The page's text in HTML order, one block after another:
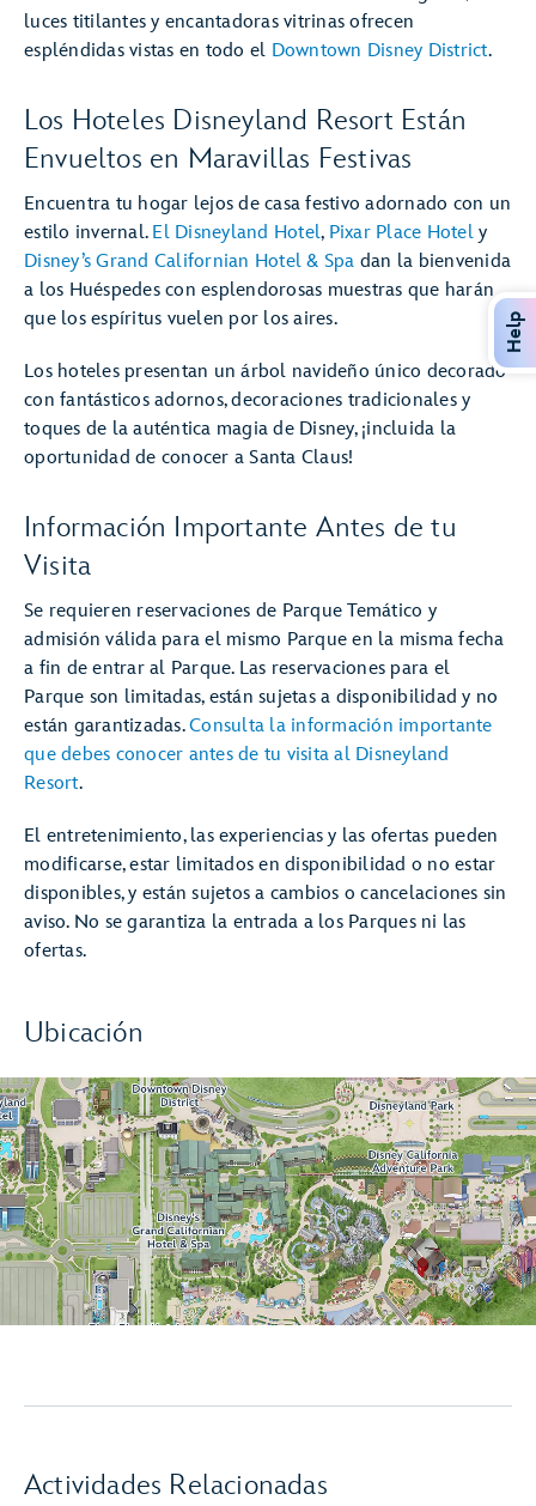
luces titilantes y encantadoras vitrinas ofrecen
espléndidas vistas en todo el Downtown Disney District.
Los Hoteles Disneyland Resort Están
Envueltos en Maravillas Festivas
Encuentra tu hogar lejos de casa festivo adornado con un
estilo invernal. El Disneyland Hotel, Pixar Place Hotely
Disney’s Grand Californian Hotel & Spa dan la bienvenida
a los Huéspedes con esplendorosas muestras que harán
que los espíritus vuelen por los aires.
Los hoteles presentan un árbol navideño único decorado
con fantásticos adornos, decoraciones tradicionales y
toques de la auténtica magia de Disney, ¡incluida la
oportunidad de conocer a Santa Claus!
Información Importante Antes de tu
Visita
Se requieren reservaciones de Parque Temático y
admisión válida para el mismo Parque en la misma fecha
a fin de entrar al Parque. Las reservaciones para el
Parque son limitadas, están sujetas a disponibilidad y no
están garantizadas.Consulta la información importante
que debes conocer antes de tu visita al Disneyland
Resort.
El entretenimiento, las experiencias y las ofertas pueden
modificarse, estar limitados en disponibilidad o no estar
disponibles, y están sujetos a cambios o cancelaciones sin
aviso. No se garantiza la entrada a los Parques ni las
ofertas.
Ubicación
Actividades Relacionadas
Help